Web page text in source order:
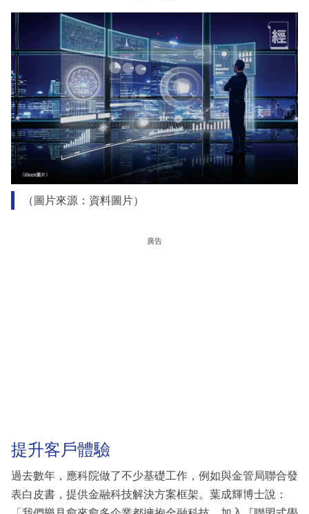
（圖片來源：資料圖片）
廣告
提升客戶體驗
過去數年，應科院做了不少基礎工作，例如與金管局聯合發
表白皮書，提供金融科技解決方案框架。葉成輝博士說：